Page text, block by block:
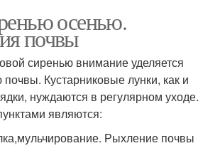
осенью.
почвы
сиренью внимание уделяется
Кустарниковые лунки, как и
нуждаются в регулярном уходе.
являются:
Рыхление почвы